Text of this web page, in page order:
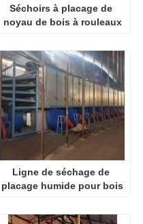
Séchoirs à placage de
noyau de bois à rouleaux
Ligne de séchage de
placage humide pour bois